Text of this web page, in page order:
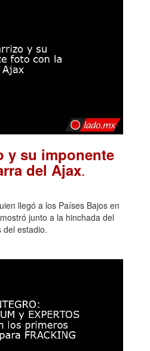
y su imponente
del Ajax.
llegó a los Países Bajos en
junto a la hinchada del
del estadio.